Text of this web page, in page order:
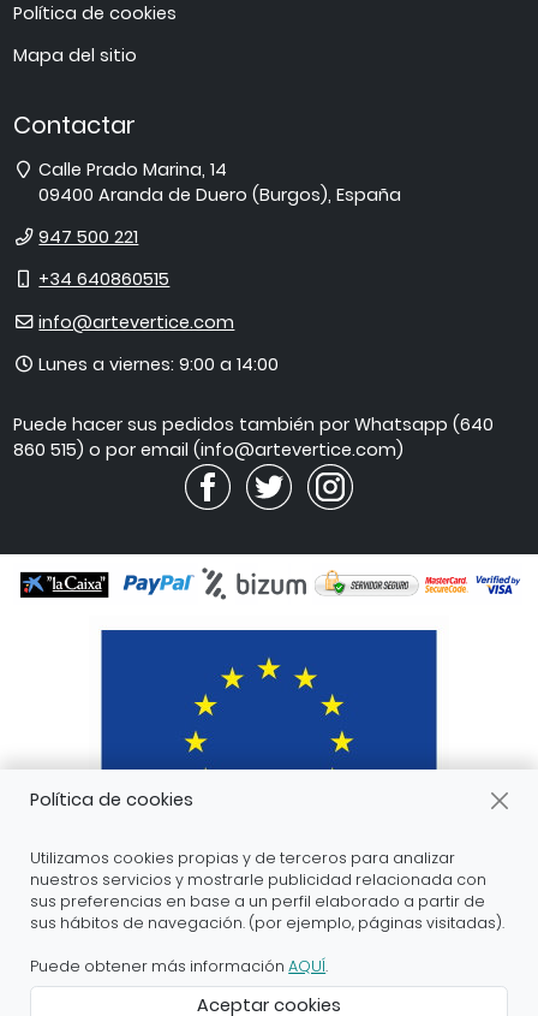
Política de cookies
Mapa del sitio
Contactar
Dirección
Calle Prado Marina, 14
09400 Aranda de Duero (Burgos),España
Teléfono
947 500 221
Móvil
+34 640860515
E-
info@artevertice.com
Horario
atención
Lunes a viernes: 9:00 a 14:00
Puede hacer sus pedidos también por Whatsapp (640
860 515) o por email (info@artevertice.com)
apoyo a la digitalización financiados por el proyecto
DIHnamic a través del programa de investigación e
Política de cookies
Utilizamos cookies propias y de terceros para analizar
nuestros servicios y mostrarle publicidad relacionada con
sus preferencias en base a un perfil elaborado a partir de
sus hábitos de navegación. (por ejemplo, páginas visitadas).
Puede obtener más informaciónAQUÍ.
Aceptar cookies